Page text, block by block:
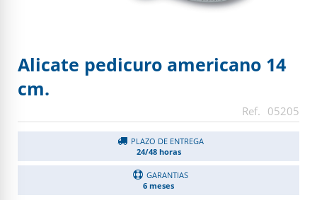
Alicate pedicuro americano 14
cm.
05205
PLAZO DE ENTREGA
24/48 horas
GARANTIAS
6 meses